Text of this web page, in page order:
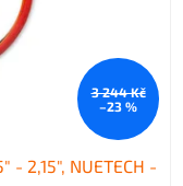
3 244 Kč
–23 %
- 2,15", NUETECH -